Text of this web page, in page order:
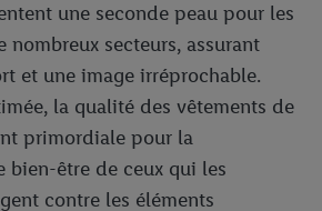
une seconde peau pour les
nombreux secteurs, assurant
et une image irréprochable.
la qualité des vêtements de
primordiale pour la
bien-être de ceux qui les
contre les éléments